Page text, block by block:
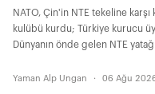
NATO, Çin'in NTE tekeline karşı
kulübü kurdu; Türkiye kurucu
Dünyanın önde gelen NTE
rezervimizi uluslararası
Yaman Alp Ungan · 06 Ağu